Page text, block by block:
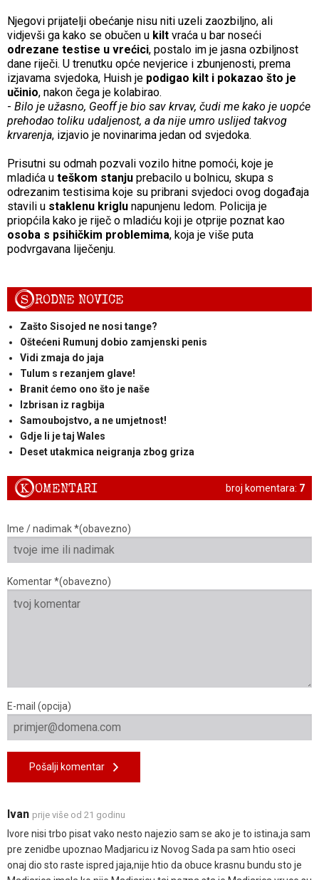
Njegovi prijatelji obećanje nisu niti uzeli zaozbiljno, ali
vidjevši ga kako se obučen u kilt vraća u bar noseći
odrezane testise u vrećici, postalo im je jasna ozbiljnost
dane riječi. U trenutku opće nevjerice i zbunjenosti, prema
izjavama svjedoka, Huish je podigao kilt i pokazao što je
učinio, nakon čega je kolabirao.
- Bilo je užasno, Geoff je bio sav krvav, čudi me kako je uopće
prehodao toliku udaljenost, a da nije umro uslijed takvog
krvarenja, izjavio je novinarima jedan od svjedoka.
Prisutni su odmah pozvali vozilo hitne pomoći, koje je
mladića u teškom stanju prebacilo u bolnicu, skupa s
odrezanim testisima koje su pribrani svjedoci ovog događaja
stavili u staklenu kriglu napunjenu ledom. Policija je
priopćila kako je riječ o mladiću koji je otprije poznat kao
osoba s psihičkim problemima, koja je više puta
podvrgavana liječenju.
SRODNE NOVICE
Zašto Sisojed ne nosi tange?
Oštećeni Rumunj dobio zamjenski penis
Vidi zmaja do jaja
Tulum s rezanjem glave!
Branit ćemo ono što je naše
Izbrisan iz ragbija
Samoubojstvo, a ne umjetnost!
Gdje li je taj Wales
Deset utakmica neigranja zbog griza
broj komentara: 7
KOMENTARI
Ime / nadimak *(obavezno)
Komentar *(obavezno)
E-mail (opcija)
Pošalji komentar
Ivan prije više od 21 godinu
Ivore nisi trbo pisat vako nesto najezio sam se ako je to istina,ja sam
pre zenidbe upoznao Madjaricu iz Novog Sada pa sam htio oseci
onaj dio sto raste ispred jaja,nije htio da obuce krasnu bundu sto je